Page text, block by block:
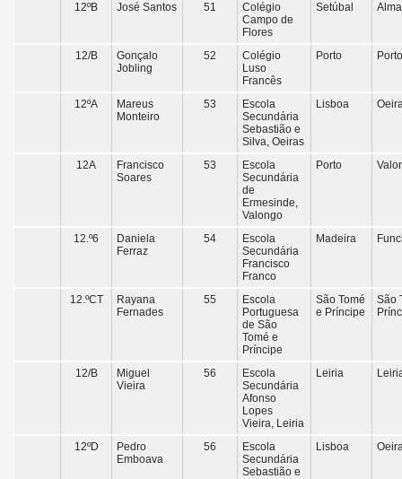
12ºB José Santos 51
Colégio
Campo de
Flores
Setúbal
12/B
Gonçalo
Jobling
52
Colégio
Luso
Francês
Porto Porto
12ºA
Mareus
Monteiro
53
Escola
Secundária
Sebastião e
Silva, Oeiras
Lisboa
12A
Francisco
Soares
53
Escola
Secundária
de
Ermesinde,
Valongo
Porto
12.º6
Daniela
Ferraz
54
Escola
Secundária
Francisco
Franco
Madeira
12.ºCT
Rayana
Fernades
55
Escola
Portuguesa
de São
Tomé e
Príncipe
São Tomé
e Príncipe
São
12/B
Miguel
Vieira
56
Escola
Secundária
Afonso
Lopes
Vieira, Leiria
Leiria
12ºD
Pedro
Emboava
56
Escola
Secundária
Sebastião e
Lisboa